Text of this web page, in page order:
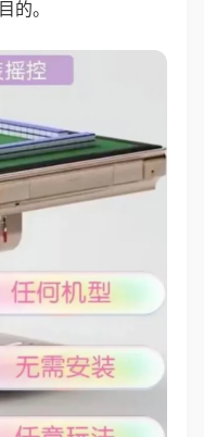
的。